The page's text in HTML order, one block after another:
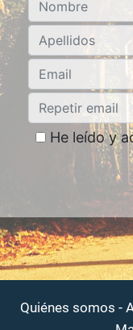
He leído y
Quiénes somos -